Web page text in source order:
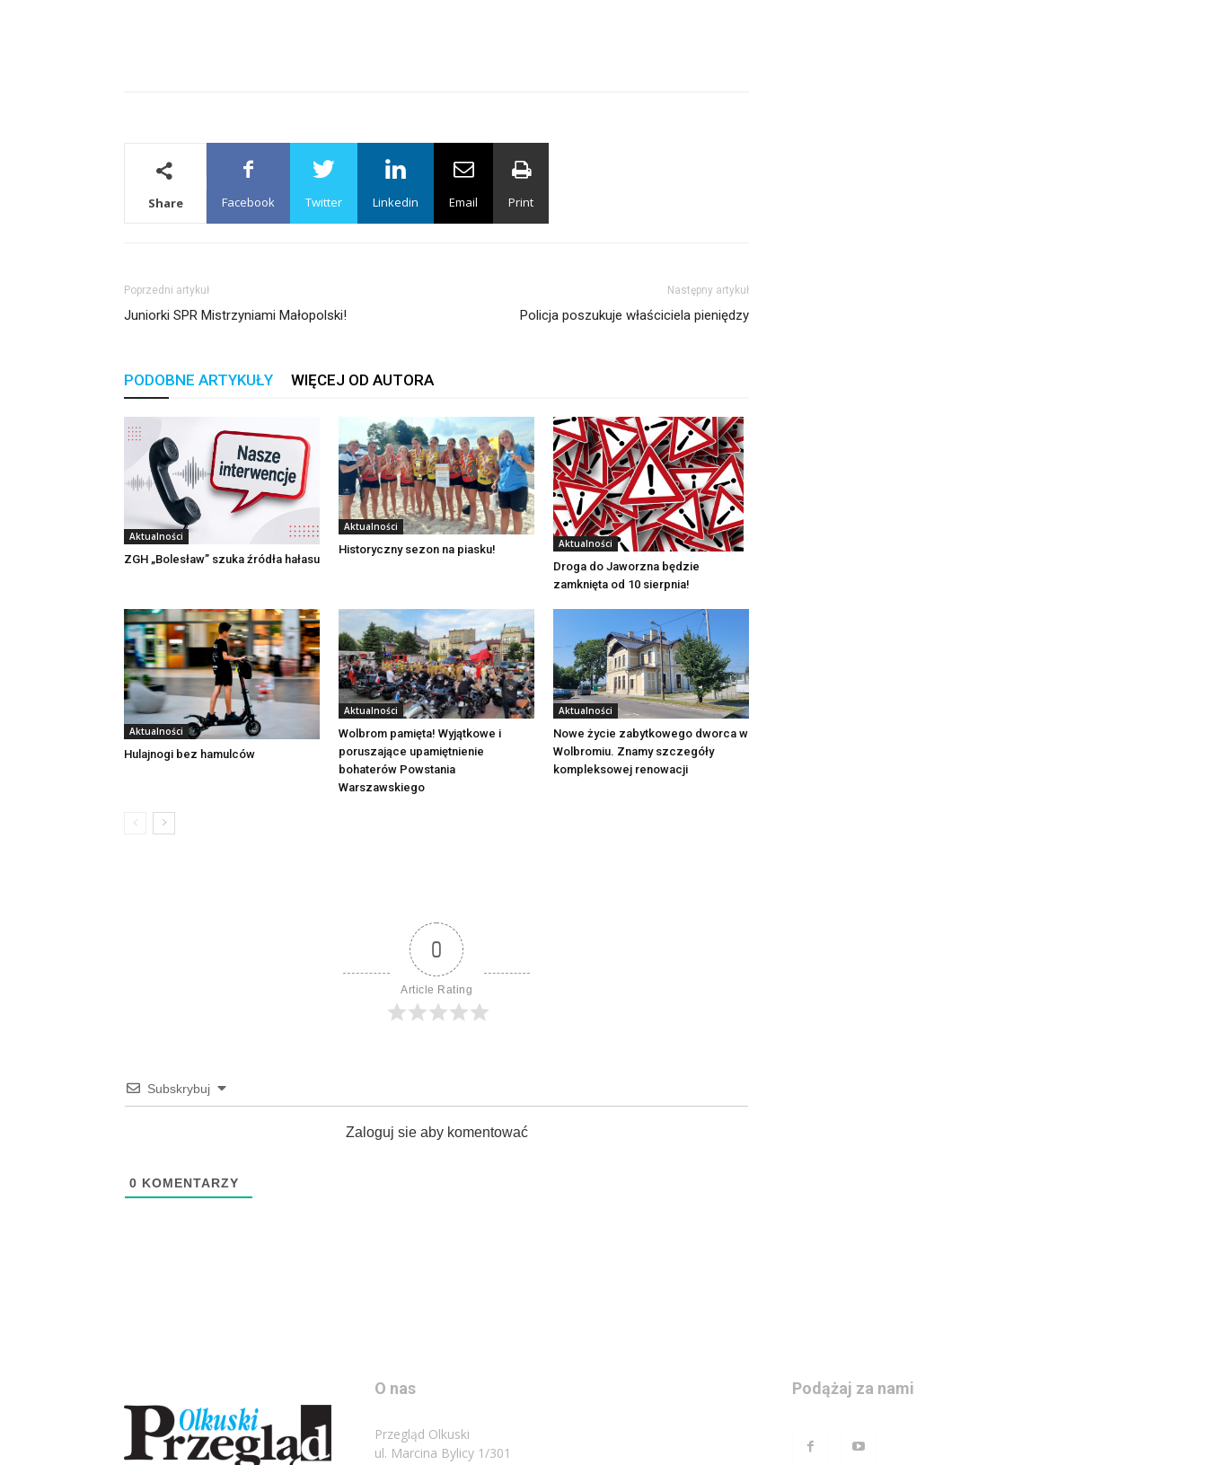
Share Facebook Twitter Linkedin Email Print
Poprzedni artykuł
Juniorki SPR Mistrzyniami Małopolski!
Następny artykuł
Policja poszukuje właściciela pieniędzy
PODOBNE ARTYKUŁY WIĘCEJ OD AUTORA
Aktualności
ZGH „Bolesław” szuka źródła hałasu
Aktualności
Historyczny sezon na piasku! Aktualności
Droga do Jaworzna będzie
zamknięta od 10 sierpnia!
Aktualności
Hulajnogi bez hamulców
Aktualności
Wolbrom pamięta! Wyjątkowe i
poruszające upamiętnienie
bohaterów Powstania
Warszawskiego
Aktualności
Nowe życie zabytkowego dworca w
Wolbromiu. Znamy szczegóły
kompleksowej renowacji
0
Article Rating
Subskrybuj
Zaloguj sie aby komentować
0 KOMENTARZY
O nas
Przegląd Olkuski
ul. Marcina Bylicy 1/301
Podążaj za nami